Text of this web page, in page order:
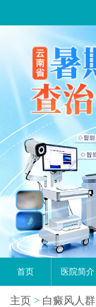
首页 医院简介
主页 > 白癜风人群